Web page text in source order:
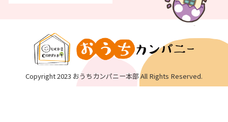
Copyright 2023 おうちカンパニー本部 All Rights Reserved.